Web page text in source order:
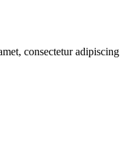
consectetur adipiscing